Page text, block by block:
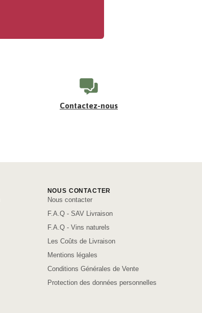
Contactez-nous
NOUS CONTACTER
Nous contacter
F.A.Q - SAV Livraison
F.A.Q - Vins naturels
Les Coûts de Livraison
Mentions légales
Conditions Générales de Vente
Protection des données personnelles